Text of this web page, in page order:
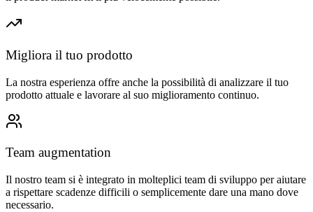
Migliora il tuo prodotto
La nostra esperienza offre anche la possibilità di analizzare il tuo
prodotto attuale e lavorare al suo miglioramento continuo.
Team augmentation
Il nostro team si è integrato in molteplici team di sviluppo per aiutare
a rispettare scadenze difficili o semplicemente dare una mano dove
necessario.